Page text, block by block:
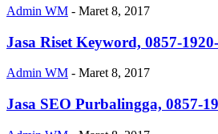
Admin WM - Maret 8, 2017
Jasa Riset Keyword, 0857-
Admin WM - Maret 8, 2017
Jasa SEO Purbalingga, 0857-